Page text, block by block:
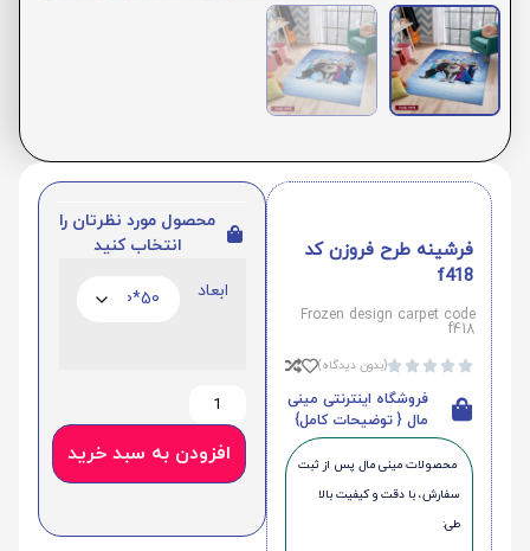
فرشینه طرح فروزن کد
f418
Frozen design carpet code
f418




(بدون دیدگاه)
فروشگاه اینترنتی مینی
مال { توضیحات کامل}
محصولات مینی‌ مال پس از ثبت
سفارش، با دقت و کیفیت بالا
طی:
محصول مورد نظرتان را
انتخاب کنید
ابعاد
افزودن به سبد خرید